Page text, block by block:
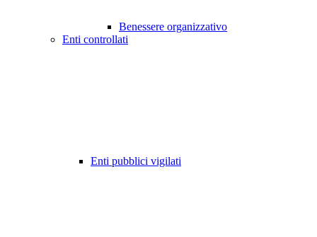
Benessere organizzativo
Enti controllati
Enti pubblici vigilati